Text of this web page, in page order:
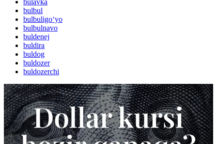
bulavka
bulbul
bulbuligo‘yo
bulbulnavo
buldenej
buldira
buldog
buldozer
buldozerchi